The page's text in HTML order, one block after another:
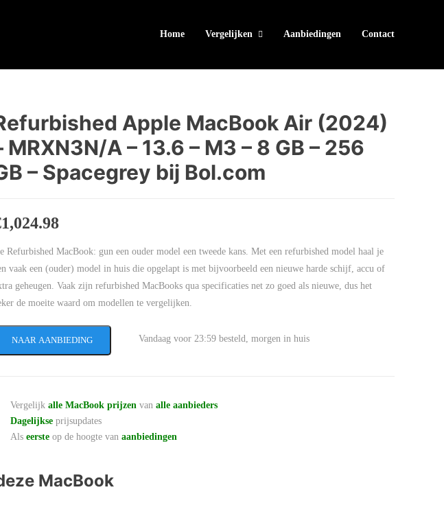
Home Vergelijken Aanbiedingen Contact
Apple MacBook Air (2024)
MRXN3N/A – 13.6 – M3 – 8 GB – 256
– Spacegrey bij Bol.com
1,024.98
Refurbished MacBook: gun een ouder model een tweede kans. Met een refurbished model haal je
vaak een (ouder) model in huis die opgelapt is met bijvoorbeeld een nieuwe harde schijf, accu of
geheugen. Vaak zijn refurbished MacBooks qua specificaties net zo goed als nieuwe, dus het
de moeite waard om modellen te vergelijken.
NAAR AANBIEDING Vandaag voor 23:59 besteld, morgen in huis
Vergelijk alle MacBook prijzen van alle aanbieders
Dagelijkse prijsupdates
Als eerste op de hoogte van aanbiedingen
MacBook